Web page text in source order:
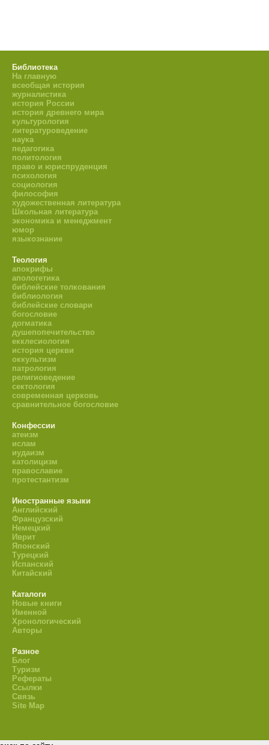
Библиотека
На главную
всеобщая история
журналистика
история России
история древнего мира
культурология
литературоведение
наука
педагогика
политология
право и юриспруденция
психология
социология
философия
художественная литература
Школьная литература
экономика и менеджмент
юмор
языкознание
Теология
апокрифы
апологетика
библейские толкования
библиология
библейские словари
богословие
догматика
душепопечительство
екклесиология
история церкви
оккультизм
патрология
религиоведение
сектология
современная церковь
сравнительное богословие
Конфессии
атеизм
ислам
иудаизм
католицизм
православие
протестантизм
Иностранные языки
Английский
Французский
Немецкий
Иврит
Японский
Турецкий
Испанский
Китайский
Каталоги
Новые книги
Именной
Хронологический
Авторы
Разное
Блог
Туризм
Рефераты
Ссылки
Связь
Site Map